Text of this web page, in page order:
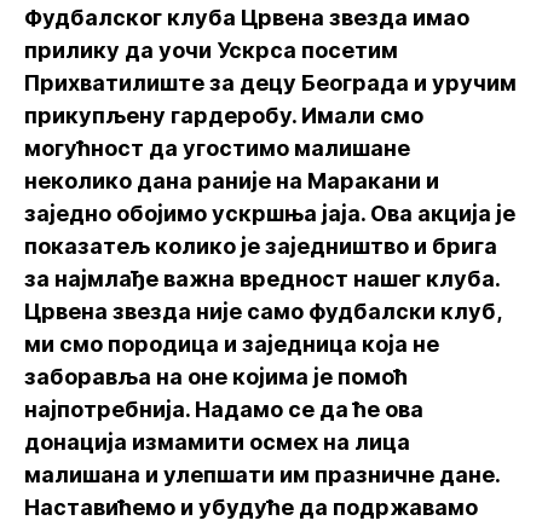
Фудбалског клуба Црвена звезда имао
прилику да уочи Ускрса посетим
Прихватилиште за децу Београда и уручим
прикупљену гардеробу. Имали смо
могућност да угостимо малишане
неколико дана раније на Маракани и
заједно обојимо ускршња јаја. Ова акција је
показатељ колико је заједништво и брига
за најмлађе важна вредност нашег клуба.
Црвена звезда није само фудбалски клуб,
ми смо породица и заједница која не
заборавља на оне којима је помоћ
најпотребнија. Надамо се да ће ова
донација измамити осмех на лица
малишана и улепшати им празничне дане.
Наставићемо и убудуће да подржавамо